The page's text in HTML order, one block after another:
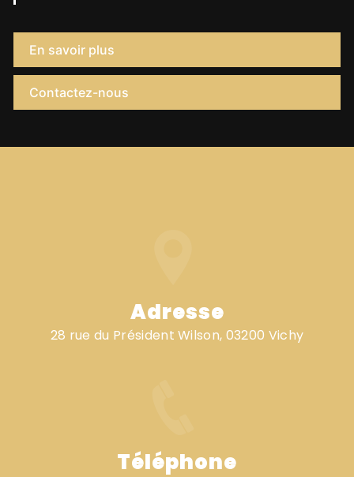
En savoir plus
Contactez-nous
Adresse
28 rue du Président Wilson, 03200 Vichy
Téléphone